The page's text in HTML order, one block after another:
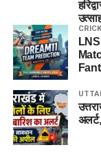
वैध पहचान
विभाग ने जिले के सभी
पर अपना पंजीकरण